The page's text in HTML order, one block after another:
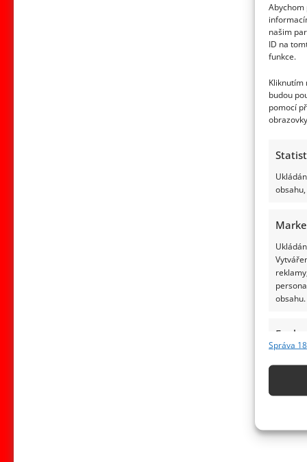
Abychom
našim
ID na
funkce.
Kliknutím
budou
pomocí
obsahu.
Funkce
Správa